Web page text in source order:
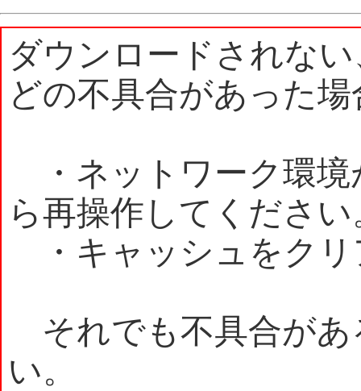
ダウンロードされな
どの不具合があった
・ネットワーク環境
ら再操作してください
・キャッシュをクリ
それでも不具合があ
い。